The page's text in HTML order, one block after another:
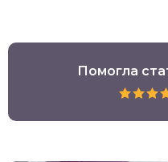
Помогла